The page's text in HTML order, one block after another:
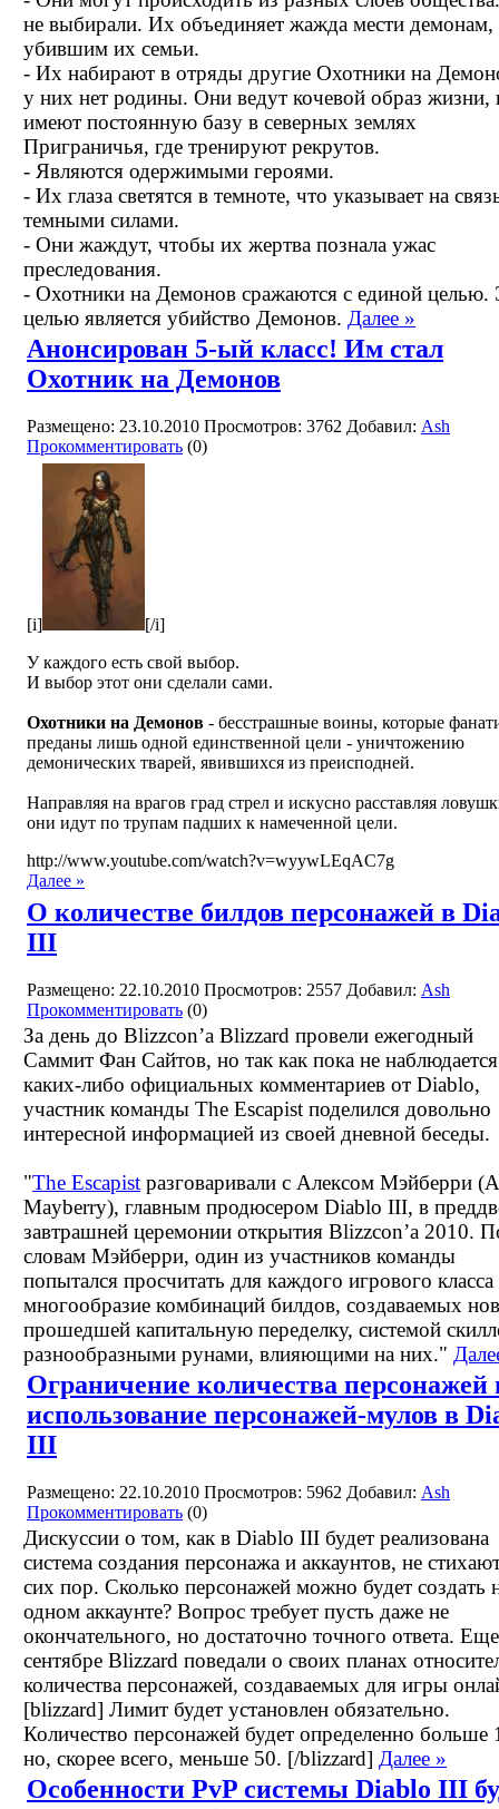
не выбирали. Их объединяет жажда мести демонам,
убившим их семьи.
- Их набирают в отряды другие Охотники на
у них нет родины. Они ведут кочевой образ жизни,
имеют постоянную базу в северных землях
Приграничья, где тренируют рекрутов.
- Являются одержимыми героями.
- Их глаза светятся в темноте, что указывает на
темными силами.
- Они жаждут, чтобы их жертва познала ужас
преследования.
- Охотники на Демонов сражаются с единой целью.
целью является убийство Демонов. Далее »
Анонсирован 5-ый класс! Им стал
Охотник на Демонов
Размещено: 23.10.2010 Просмотров: 3762 Добавил: Ash
Прокомментировать (0)
[i]
[/i]
У каждого есть свой выбор.
И выбор этот они сделали сами.
Охотники на Демонов - бесстрашные воины, которые
преданы лишь одной единственной цели - уничтожению
демонических тварей, явившихся из преисподней.
Направляя на врагов град стрел и искусно расставляя
они идут по трупам падших к намеченной цели.
http://www.youtube.com/watch?v=wyywLEqAC7g
Далее »
О количестве билдов персонажей в
III
Размещено: 22.10.2010 Просмотров: 2557 Добавил: Ash
Прокомментировать (0)
За день до Blizzcon’а Blizzard провели ежегодный
Саммит Фан Сайтов, но так как пока не наблюдается
каких-либо официальных комментариев от Diablo,
участник команды The Escapist поделился довольно
интересной информацией из своей дневной беседы.
The Escapist разговаривали с Алексом Мэйберри
Mayberry), главным продюсером Diablo III, в
завтрашней церемонии открытия Blizzcon’а 2010.
словам Мэйберри, один из участников команды
попытался просчитать для каждого игрового класса
многообразие комбинаций билдов, создаваемых
прошедшей капитальную переделку, системой
разнообразными рунами, влияющими на них.
Ограничение количества персонажей
использование персонажей-мулов в
III
Размещено: 22.10.2010 Просмотров: 5962 Добавил: Ash
Прокомментировать (0)
Дискуссии о том, как в Diablo III будет реализована
система создания персонажа и аккаунтов, не
сих пор. Сколько персонажей можно будет создать
одном аккаунте? Вопрос требует пусть даже не
окончательного, но достаточно точного ответа.
сентябре Blizzard поведали о своих планах
количества персонажей, создаваемых для игры
[blizzard] Лимит будет установлен обязательно.
Количество персонажей будет определенно больше
но, скорее всего, меньше 50. [/blizzard] Далее »
Особенности PvP системы Diablo III